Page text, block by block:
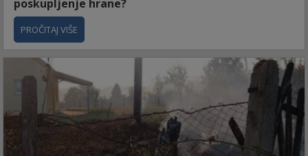
poskupljenje hrane?
PROČITAJ VIŠE